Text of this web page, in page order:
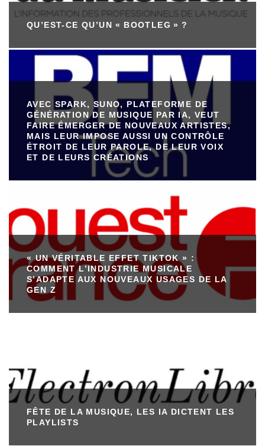
QU’EST-CE QU’UN « BOOTLEG » ?
AVEC SPARK, SUNO, PLATEFORME DE
GÉNÉRATION DE MUSIQUE PAR IA, VEUT
FAIRE ÉMERGER DE NOUVEAUX ARTISTES,
MAIS LEUR IMPOSE AUSSI UN CONTRÔLE
ÉTROIT DE LEUR PAROLE, DE LEUR VOIX
ET DE LEURS CRÉATIONS
« UN VÉRITABLE EFFET TIKTOK » :
COMMENT L’INDUSTRIE MUSICALE
S’ADAPTE AUX NOUVEAUX USAGES DE LA
GEN Z
FÊTE DE LA MUSIQUE, LES IA DICTENT LES
PLAYLISTS